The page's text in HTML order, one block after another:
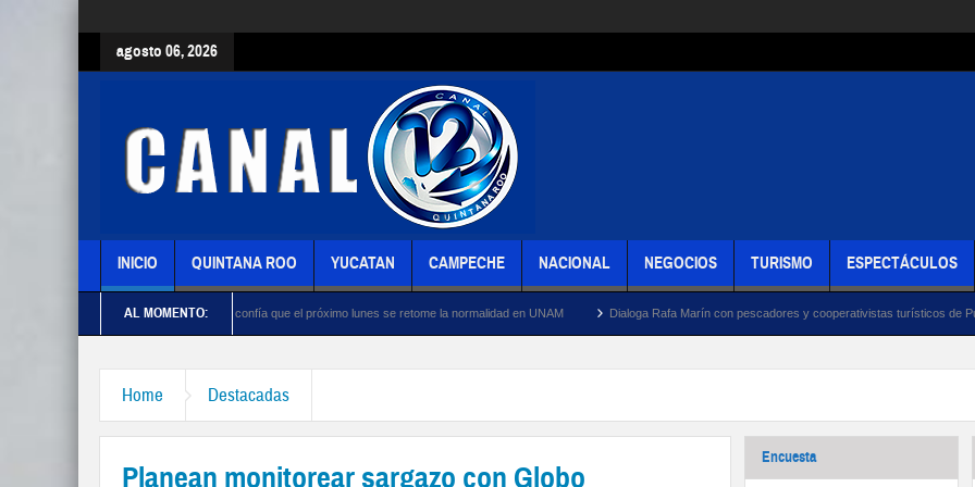
agosto 06, 2026
INICIO QUINTANA ROO YUCATAN CAMPECHE NACIONAL NEGOCIOS TURISMO ESPECTÁCULOS
AL MOMENTO:
Monreal confía que el próximo lunes se retome la normalidad en UNAM Dialoga Rafa Marín con pescadores y cooperativistas turísticos de Puerto Juárez
Home Destacadas
Planean monitorear sargazo con Globo
Encuesta